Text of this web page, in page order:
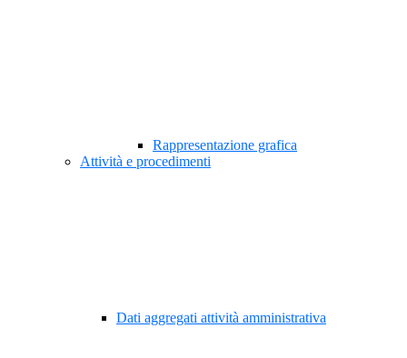
Rappresentazione grafica
Attività e procedimenti
Dati aggregati attività amministrativa